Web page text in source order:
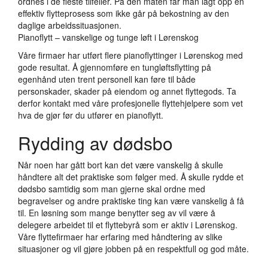
effektiv flytteprosess som ikke går på bekostning av den
daglige arbeidssituasjonen.
Pianoflytt – vanskelige og tunge løft i Lørenskog
Våre firmaer har utført flere pianoflyttinger i Lørenskog med
gode resultat. Å gjennomføre en tungløftsflytting på
egenhånd uten trent personell kan føre til både
personskader, skader på eiendom og annet flyttegods. Ta
derfor kontakt med våre profesjonelle flyttehjelpere som vet
hva de gjør før du utfører en pianoflytt.
Rydding av dødsbo
Når noen har gått bort kan det være vanskelig å skulle
håndtere alt det praktiske som følger med. Å skulle rydde et
dødsbo samtidig som man gjerne skal ordne med
begravelser og andre praktiske ting kan være vanskelig å få
til. En løsning som mange benytter seg av vil være å
delegere arbeidet til et flyttebyrå som er aktiv i Lørenskog.
Våre flyttefirmaer har erfaring med håndtering av slike
situasjoner og vil gjøre jobben på en respektfull og god måte.